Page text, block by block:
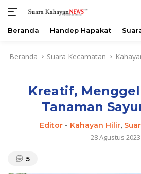
Beranda Handep Hapakat
Beranda Suara Kecamatan
Kreatif,
Tanaman
Editor - Kahayan Hilir,
28 Agustus 2023
5